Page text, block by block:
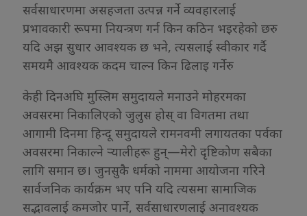
सर्वसाधारणमा असहजता उत्पन्न गर्ने व्यवहारलाई
प्रभावकारी रूपमा नियन्त्रण गर्न किन कठिन भइरहेको छरु
यदि अझ सुधार आवश्यक छ भने, त्यसलाई स्वीकार गर्दै
समयमै आवश्यक कदम चाल्न किन ढिलाइ गर्नेरु
केही दिनअघि मुस्लिम समुदायले मनाउने मोहरमका
अवसरमा निकालिएको जुलुस होस् वा विगतमा तथा
आगामी दिनमा हिन्दू समुदायले रामनवमी लगायतका पर्वका
अवसरमा निकाल्ने र्‍यालीहरू हुन्—मेरो दृष्टिकोण सबैका
लागि समान छ। जुनसुकै धर्मको नाममा आयोजना गरिने
सार्वजनिक कार्यक्रम भए पनि यदि त्यसमा सामाजिक
सद्भावलाई कमजोर पार्ने, सर्वसाधारणलाई अनावश्यक